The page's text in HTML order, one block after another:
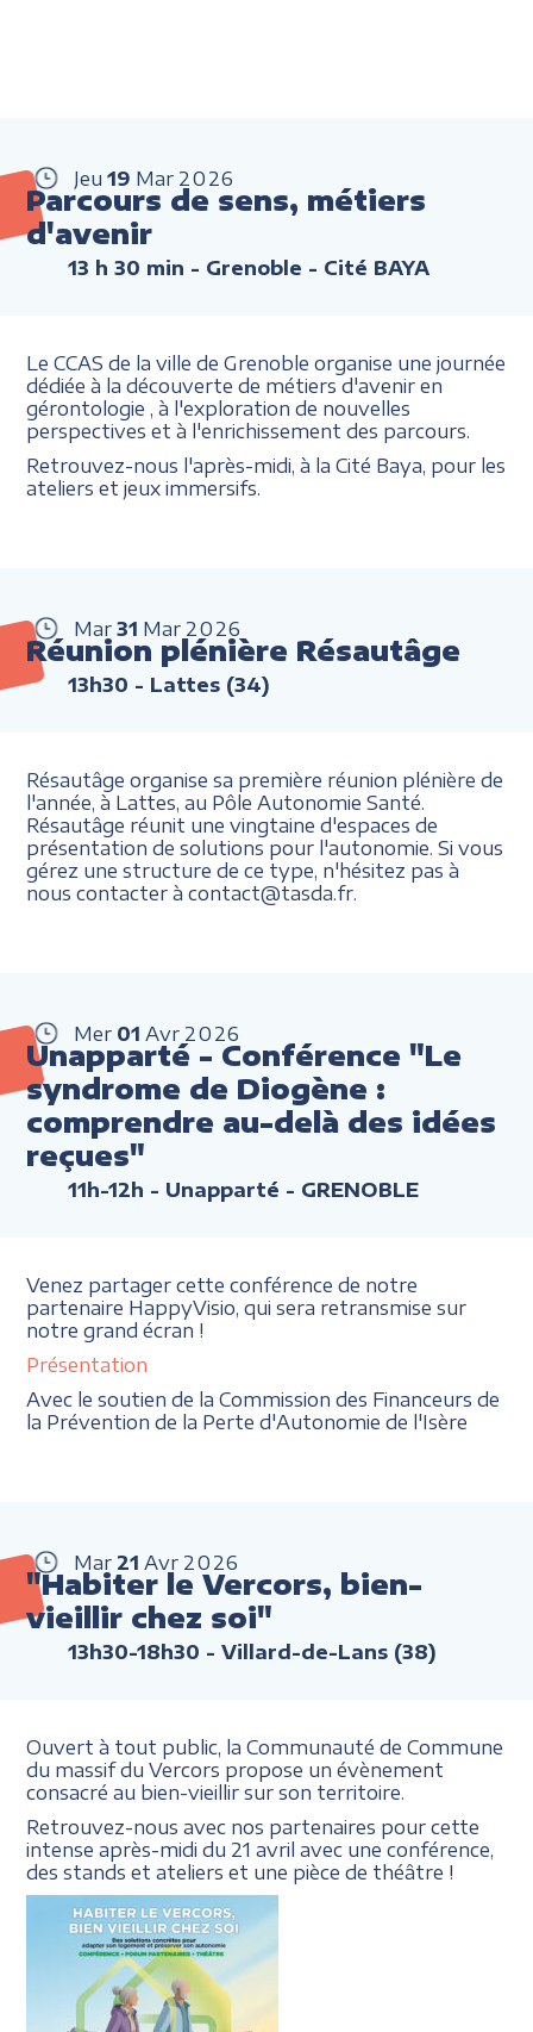
Jeu 19 Mar 2026
Parcours de sens, métiers
d'avenir
13 h 30 min - Grenoble - Cité BAYA
Le CCAS de la ville de Grenoble organise une journée
dédiée à la découverte de métiers d'avenir en
gérontologie , à l'exploration de nouvelles
perspectives et à l'enrichissement des parcours.
Retrouvez-nous l'après-midi, à la Cité Baya, pour les
ateliers et jeux immersifs.
Mar 31 Mar 2026
Réunion plénière Résautâge
13h30 - Lattes (34)
Résautâge organise sa première réunion plénière de
l'année, à Lattes, au Pôle Autonomie Santé.
Résautâge réunit une vingtaine d'espaces de
présentation de solutions pour l'autonomie. Si vous
gérez une structure de ce type, n'hésitez pas à
nous contacter à contact@tasda.fr.
Mer 01 Avr 2026
Unapparté - Conférence "Le
syndrome de Diogène :
comprendre au-delà des idées
reçues"
11h-12h - Unapparté - GRENOBLE
Venez partager cette conférence de notre
partenaire HappyVisio, qui sera retransmise sur
notre grand écran !
Présentation
Avec le soutien de la Commission des Financeurs de
la Prévention de la Perte d'Autonomie de l'Isère
Mar 21 Avr 2026
"Habiter le Vercors, bien-
vieillir chez soi"
13h30-18h30 - Villard-de-Lans (38)
Ouvert à tout public, la Communauté de Commune
du massif du Vercors propose un évènement
consacré au bien-vieillir sur son territoire.
Retrouvez-nous avec nos partenaires pour cette
intense après-midi du 21 avril avec une conférence,
des stands et ateliers et une pièce de théâtre !